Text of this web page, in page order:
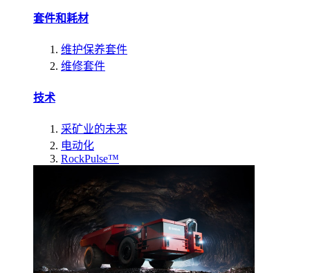
套件和耗材
维护保养套件
维修套件
技术
采矿业的未来
电动化
RockPulse™